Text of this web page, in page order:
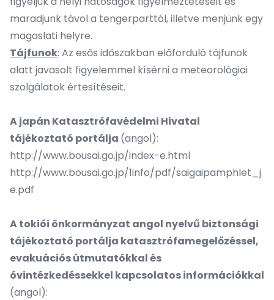
maradjunk távol a tengerparttól, illetve menjünk egy
magaslati helyre.
Tájfunok: Az esős időszakban előforduló tájfunok
alatt javasolt figyelemmel kísérni a meteorológiai
szolgálatok értesítéseit.
A japán Katasztrófavédelmi Hivatal
tájékoztató portálja (angol):
http://www.bousai.go.jp/index-e.html
http://www.bousai.go.jp/1info/pdf/saigaipamphlet_j
e.pdf
A tokiói önkormányzat angol nyelvű biztonsági
tájékoztató portálja katasztrófamegelőzéssel,
evakuációs útmutatókkal és
óvintézkedéssekkel kapcsolatos információkkal
(angol):